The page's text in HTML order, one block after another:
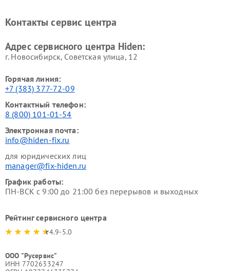
Контакты сервис центра
Адрес сервисного центра Hiden:
г. Новосибирск, Советская улица, 12
Горячая линия:
+7 (383) 377-72-09
Контактный телефон:
8 (800) 101-01-54
Электронная почта:
info@hiden-fix.ru
для юридических лиц
manager@fix-hiden.ru
График работы:
ПН-ВСК с 9:00 до 21:00 без перерывов и выходных
Рейтинг сервисного центра
4.9-5.0
ООО "Русервис"
ИНН 7702633247